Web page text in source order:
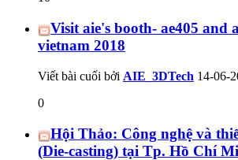
Visit aie's booth- ae405 and
vietnam 2018
Viết bài cuối bởi AIE_3DTech 14-06-
0
Hội Thảo: Công nghệ và
(Die-casting) tại Tp. Hồ Chí